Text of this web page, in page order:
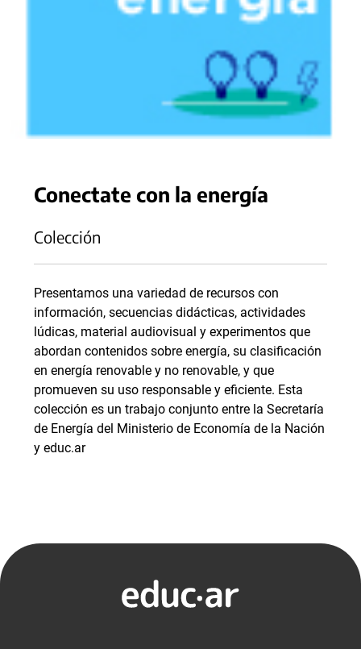
Conectate con la energía
Colección
Presentamos una variedad de recursos con
información, secuencias didácticas, actividades
lúdicas, material audiovisual y experimentos que
abordan contenidos sobre energía, su clasificación
en energía renovable y no renovable, y que
promueven su uso responsable y eficiente. Esta
colección es un trabajo conjunto entre la Secretaría
de Energía del Ministerio de Economía de la Nación
y educ.ar